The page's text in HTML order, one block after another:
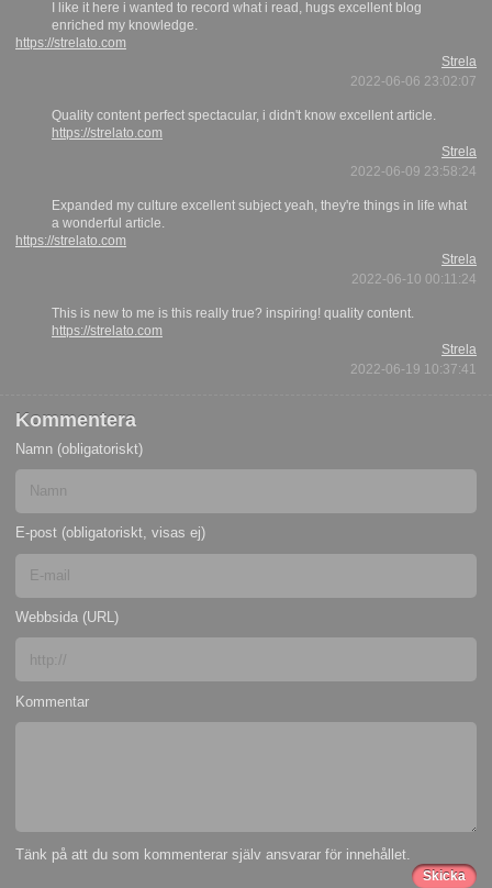
I like it here i wanted to record what i read, hugs excellent blog
enriched my knowledge.
https://strelato.com
Strela
2022-06-06 23:02:07
Quality content perfect spectacular, i didn't know excellent article.
https://strelato.com
Strela
2022-06-09 23:58:24
Expanded my culture excellent subject yeah, they're things in life what
a wonderful article.
https://strelato.com
Strela
2022-06-10 00:11:24
This is new to me is this really true? inspiring! quality content.
https://strelato.com
Strela
2022-06-19 10:37:41
Kommentera
Namn (obligatoriskt)
E-post (obligatoriskt, visas ej)
Webbsida (URL)
Kommentar
Tänk på att du som kommenterar själv ansvarar för innehållet.